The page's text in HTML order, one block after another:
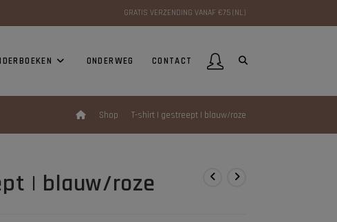
GRATIS VERZENDING VANAF €75 (NL)
ONDERWEG CONTACT
Shop T-shirt | gestreept | blauw/roze
| blauw/roze